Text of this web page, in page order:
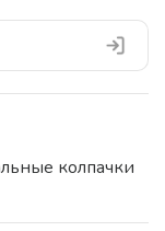
колпачки